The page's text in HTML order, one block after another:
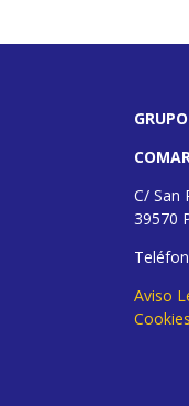
C/ San
39570
Aviso
Cookies